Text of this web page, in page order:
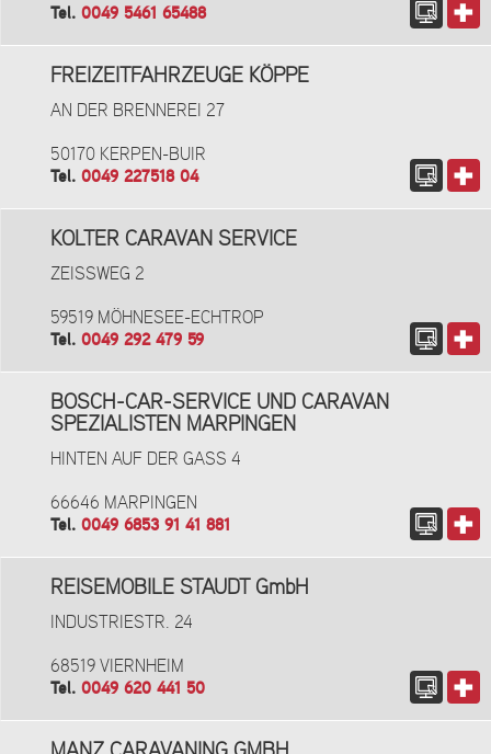
Tel. 0049 5461 65488
FREIZEITFAHRZEUGE KÖPPE
AN DER BRENNEREI 27
50170 KERPEN-BUIR
Tel. 0049 227518 04
KOLTER CARAVAN SERVICE
ZEISSWEG 2
59519 MÖHNESEE-ECHTROP
Tel. 0049 292 479 59
BOSCH-CAR-SERVICE UND CARAVAN
SPEZIALISTEN MARPINGEN
HINTEN AUF DER GASS 4
66646 MARPINGEN
Tel. 0049 6853 91 41 881
REISEMOBILE STAUDT GmbH
INDUSTRIESTR. 24
68519 VIERNHEIM
Tel. 0049 620 441 50